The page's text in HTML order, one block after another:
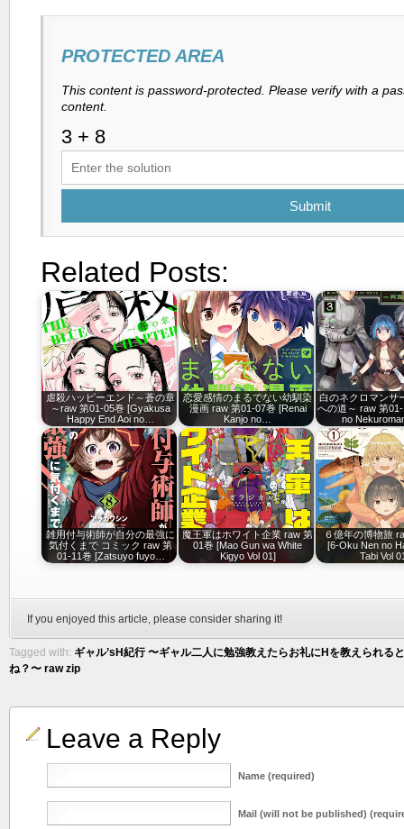
PROTECTED AREA
This content is password-protected. Please verify with a
content.
Submit
Related Posts:
虐殺ハッピーエンド～蒼の章
～raw 第01-05巻 [Gyakusa
Happy End Aoi no…
恋愛感情のまるでない幼馴染
漫画 raw 第01-07巻 [Renai
Kanjo no…
白のネクロマンサ
への道～ raw 第
no
雑用付与術師が自分の最強に
気付くまで コミック raw 第
01-11巻 [Zatsuyo fuyo…
魔王軍はホワイト企業 raw 第
01巻 [Mao Gun wa White
Kigyo Vol 01]
６億年の博物旅
[6-Oku Nen no
Tabi Vol
If you enjoyed this article, please consider sharing it!
Tagged with: ギャル’sH紀行 〜ギャル二人に勉強教えたらお礼にHを教えられる
ね？〜 raw zip
Leave a Reply
Name (required)
Mail (will not be published)